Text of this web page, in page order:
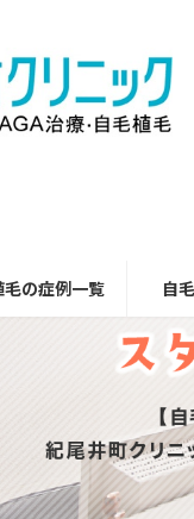
毛の症例一覧 自